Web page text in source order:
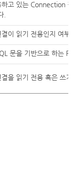
하고 있는 Connection 객
.
결이 읽기 전용인지 여부
문을 기반으로 하는
결을 읽기 전용 혹은 쓰기